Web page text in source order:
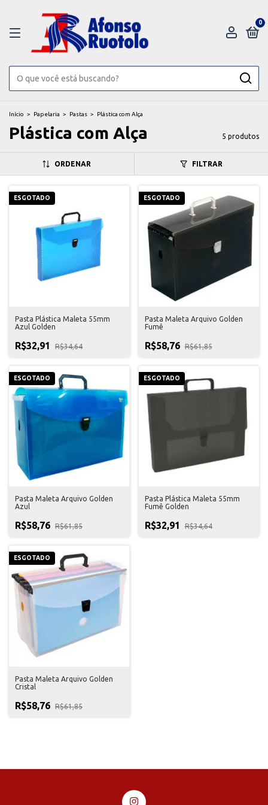
0
Início > Papelaria > Pastas > Plástica com Alça
Plástica com Alça 5 produtos
ORDENAR FILTRAR
ESGOTADO
Pasta Plástica Maleta 55mm
Azul Golden
R$32,91 R$34,64
ESGOTADO
Pasta Maleta Arquivo Golden
Fumê
R$58,76 R$61,85
ESGOTADO
Pasta Maleta Arquivo Golden
Azul
R$58,76 R$61,85
ESGOTADO
Pasta Plástica Maleta 55mm
Fumê Golden
R$32,91 R$34,64
ESGOTADO
Pasta Maleta Arquivo Golden
Cristal
R$58,76 R$61,85